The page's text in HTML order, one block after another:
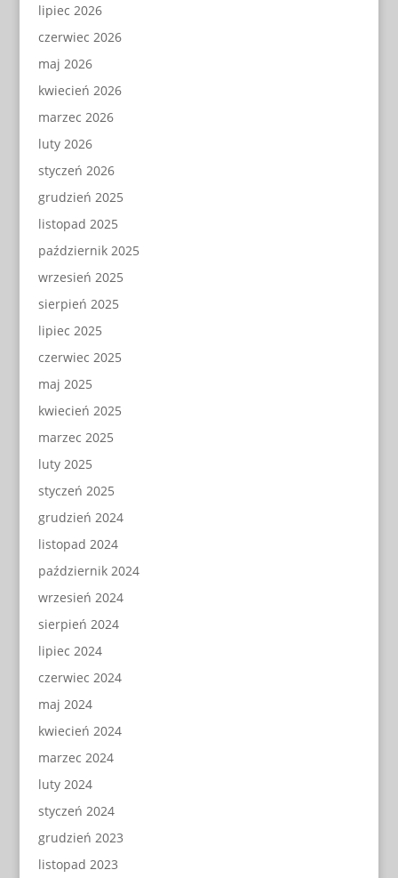
lipiec 2026
czerwiec 2026
maj 2026
kwiecień 2026
marzec 2026
luty 2026
styczeń 2026
grudzień 2025
listopad 2025
październik 2025
wrzesień 2025
sierpień 2025
lipiec 2025
czerwiec 2025
maj 2025
kwiecień 2025
marzec 2025
luty 2025
styczeń 2025
grudzień 2024
listopad 2024
październik 2024
wrzesień 2024
sierpień 2024
lipiec 2024
czerwiec 2024
maj 2024
kwiecień 2024
marzec 2024
luty 2024
styczeń 2024
grudzień 2023
listopad 2023